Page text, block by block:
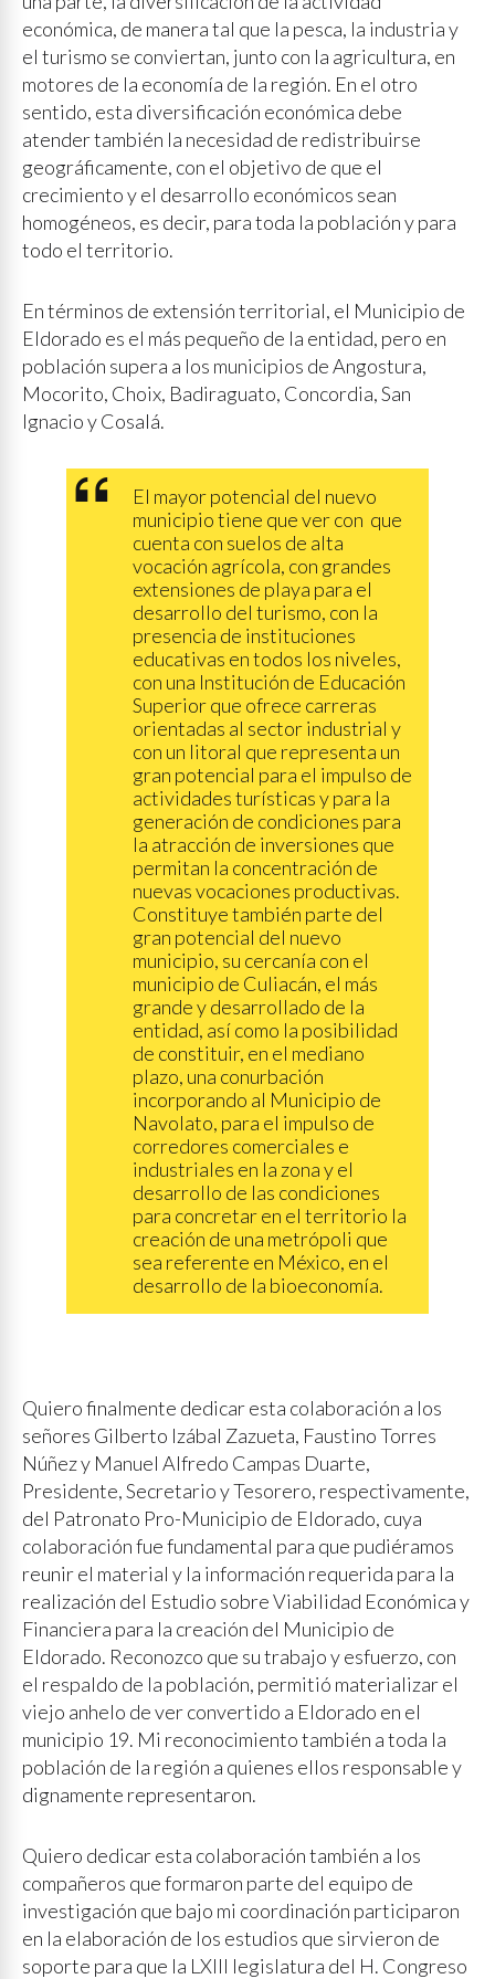
económica, de manera tal que la pesca, la industria y
el turismo se conviertan, junto con la agricultura, en
motores de la economía de la región. En el otro
sentido, esta diversificación económica debe
atender también la necesidad de redistribuirse
geográficamente, con el objetivo de que el
crecimiento y el desarrollo económicos sean
homogéneos, es decir, para toda la población y para
todo el territorio.
En términos de extensión territorial, el Municipio de
Eldorado es el más pequeño de la entidad, pero en
población supera a los municipios de Angostura,
Mocorito, Choix, Badiraguato, Concordia, San
Ignacio y Cosalá.
El mayor potencial del nuevo
municipio tiene que ver con que
cuenta con suelos de alta
vocación agrícola, con grandes
extensiones de playa para el
desarrollo del turismo, con la
presencia de instituciones
educativas en todos los niveles,
con una Institución de Educación
Superior que ofrece carreras
orientadas al sector industrial y
con un litoral que representa un
gran potencial para el impulso de
actividades turísticas y para la
generación de condiciones para
la atracción de inversiones que
permitan la concentración de
nuevas vocaciones productivas.
Constituye también parte del
gran potencial del nuevo
municipio, su cercanía con el
municipio de Culiacán, el más
grande y desarrollado de la
entidad, así como la posibilidad
de constituir, en el mediano
plazo, una conurbación
incorporando al Municipio de
Navolato, para el impulso de
corredores comerciales e
industriales en la zona y el
desarrollo de las condiciones
para concretar en el territorio la
creación de una metrópoli que
sea referente en México, en el
desarrollo de la bioeconomía.
Quiero finalmente dedicar esta colaboración a los
señores Gilberto lzábal Zazueta, Faustino Torres
Núñez y Manuel Alfredo Campas Duarte,
Presidente, Secretario y Tesorero, respectivamente,
del Patronato Pro-Municipio de Eldorado, cuya
colaboración fue fundamental para que pudiéramos
reunir el material y la información requerida para la
realización del Estudio sobre Viabilidad Económica y
Financiera para la creación del Municipio de
Eldorado. Reconozco que su trabajo y esfuerzo, con
el respaldo de la población, permitió materializar el
viejo anhelo de ver convertido a Eldorado en el
municipio 19. Mi reconocimiento también a toda la
población de la región a quienes ellos responsable y
dignamente representaron.
Quiero dedicar esta colaboración también a los
compañeros que formaron parte del equipo de
investigación que bajo mi coordinación participaron
en la elaboración de los estudios que sirvieron de
soporte para que la LXIII legislatura del H. Congreso